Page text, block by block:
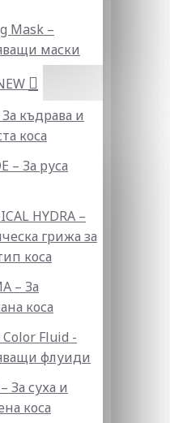
Mask –
маски
За къдрава и
коса
– За руса
HYDRA –
грижа за
коса
– За
коса
Fluid -
флуиди
За суха и
коса